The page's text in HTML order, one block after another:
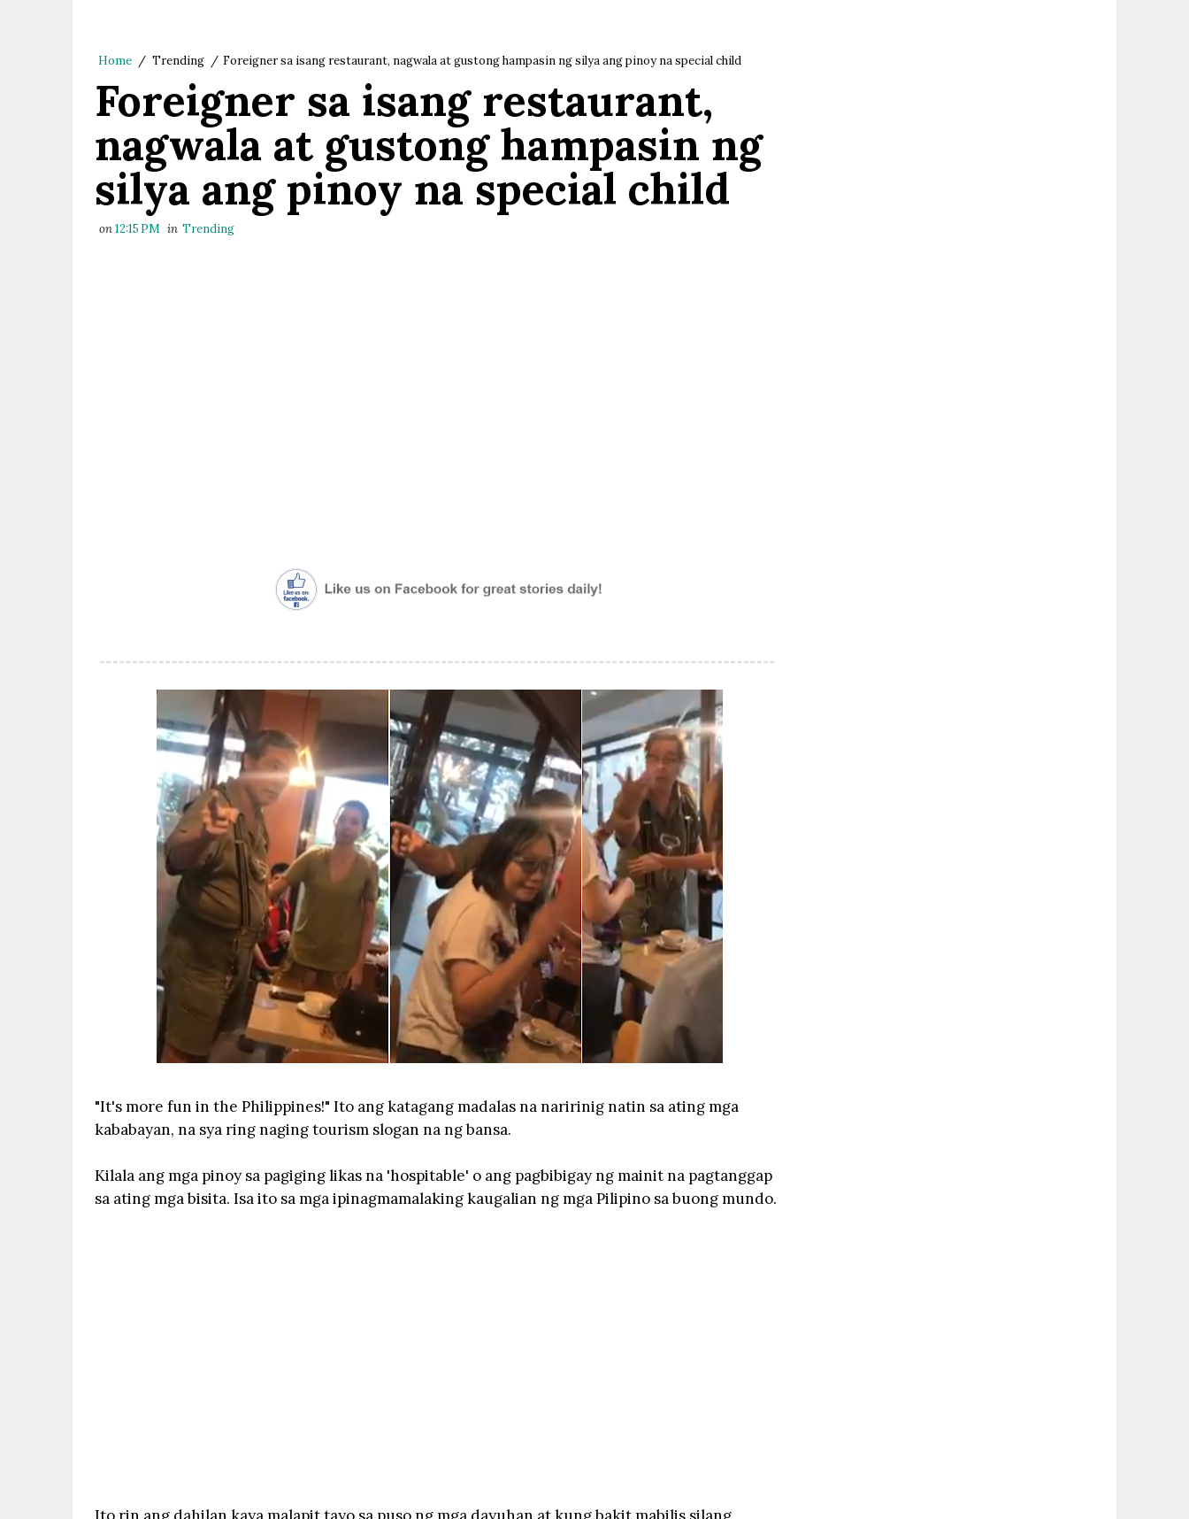
Home / Trending / Foreigner sa isang restaurant, nagwala at gustong hampasin ng silya ang pinoy na special child
Foreigner sa isang restaurant,
nagwala at gustong hampasin ng
silya ang pinoy na special child
on12:15 PM in Trending
"It's more fun in the Philippines!" Ito ang katagang madalas na naririnig natin sa ating mga
kababayan, na sya ring naging tourism slogan na ng bansa.
Kilala ang mga pinoy sa pagiging likas na 'hospitable' o ang pagbibigay ng mainit na pagtanggap
sa ating mga bisita. Isa ito sa mga ipinagmamalaking kaugalian ng mga Pilipino sa buong mundo.